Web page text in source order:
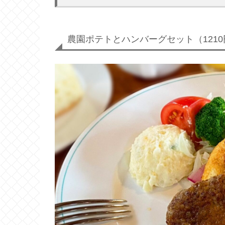
農園ポテトとハンバーグセット（